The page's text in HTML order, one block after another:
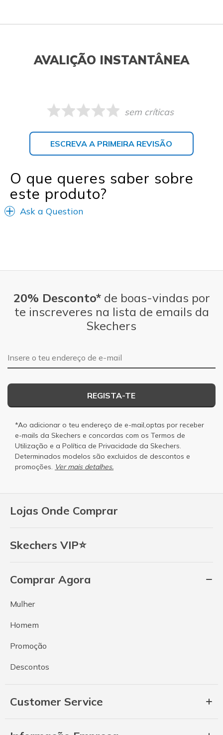
AVALIÇÃO INSTANTÂNEA
sem críticas
ESCREVA A PRIMEIRA REVISÃO
O que queres saber sobre
este produto?
Ask a Question
Lojas Onde Comprar
Skechers VIP⭐
Comprar Agora
Mulher
Homem
Promoção
Descontos
Customer Service
20% Desconto*de boas-vindas por
te inscreveres na lista de emails da
Skechers
Endereço de e-mail
REGISTA-TE
*Ao adicionar o teu endereço de e-mail,optas por receber
e-mails da Skechers e concordas com os Termos de
Utilização e a Política de Privacidade da Skechers.
Determinados modelos são excluidos de descontos e
promoções. Ver mais detalhes.